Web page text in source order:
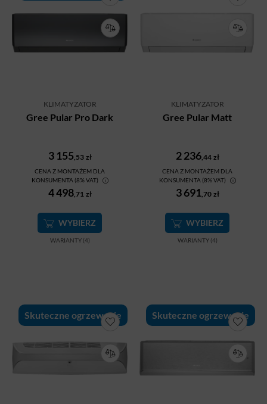
KLIMATYZATOR
Gree Pular Pro Dark
3 155,53 zł
CENA Z MONTAŻEM DLA
KONSUMENTA (8% VAT)
4 498,71 zł
WYBIERZ
WARIANTY (4)
KLIMATYZATOR
Gree Pular Matt
2 236,44 zł
CENA Z MONTAŻEM DLA
KONSUMENTA (8% VAT)
3 691,70 zł
WYBIERZ
WARIANTY (4)
Skuteczne ogrzewanie Skuteczne ogrzewanie